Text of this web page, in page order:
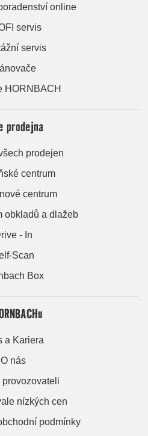
online
servis
servis
HORNBACH
prodejna
prodejen
centrum
centrum
obkladů a dlažeb
- In
Scan
Box
a Kariera
O nás
provozovateli
nízkých cen
podmínky